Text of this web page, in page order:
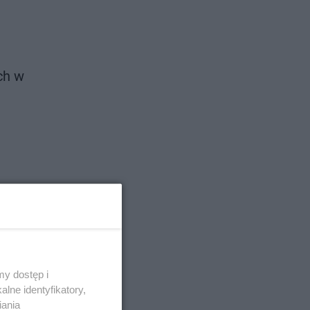
w
dostęp i
identyfikatory,